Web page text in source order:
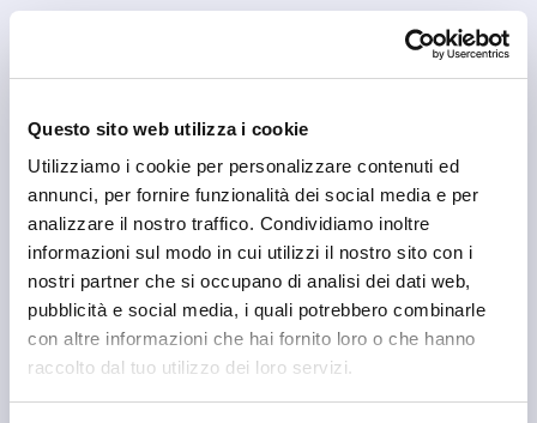
Questo sito web utilizza i cookie
Utilizziamo i cookie per personalizzare contenuti ed
annunci, per fornire funzionalità dei social media e per
analizzare il nostro traffico. Condividiamo inoltre
informazioni sul modo in cui utilizzi il nostro sito con i
nostri partner che si occupano di analisi dei dati web,
pubblicità e social media, i quali potrebbero combinarle
con altre informazioni che hai fornito loro o che hanno
raccolto dal tuo utilizzo dei loro servizi.